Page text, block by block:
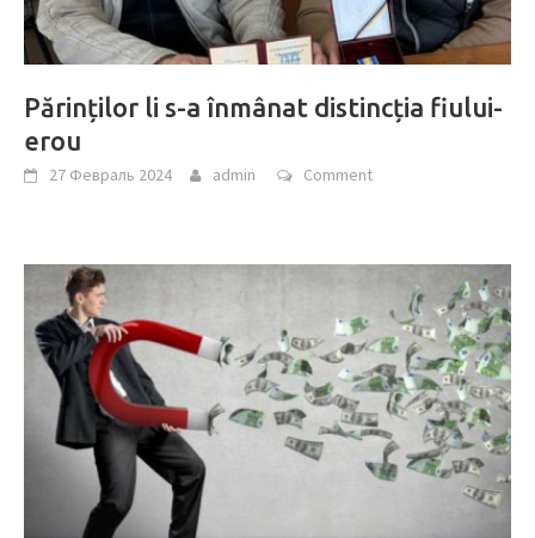
Părinților li s-a înmânat distincția fiului-
erou
27 Февраль 2024 admin Comment